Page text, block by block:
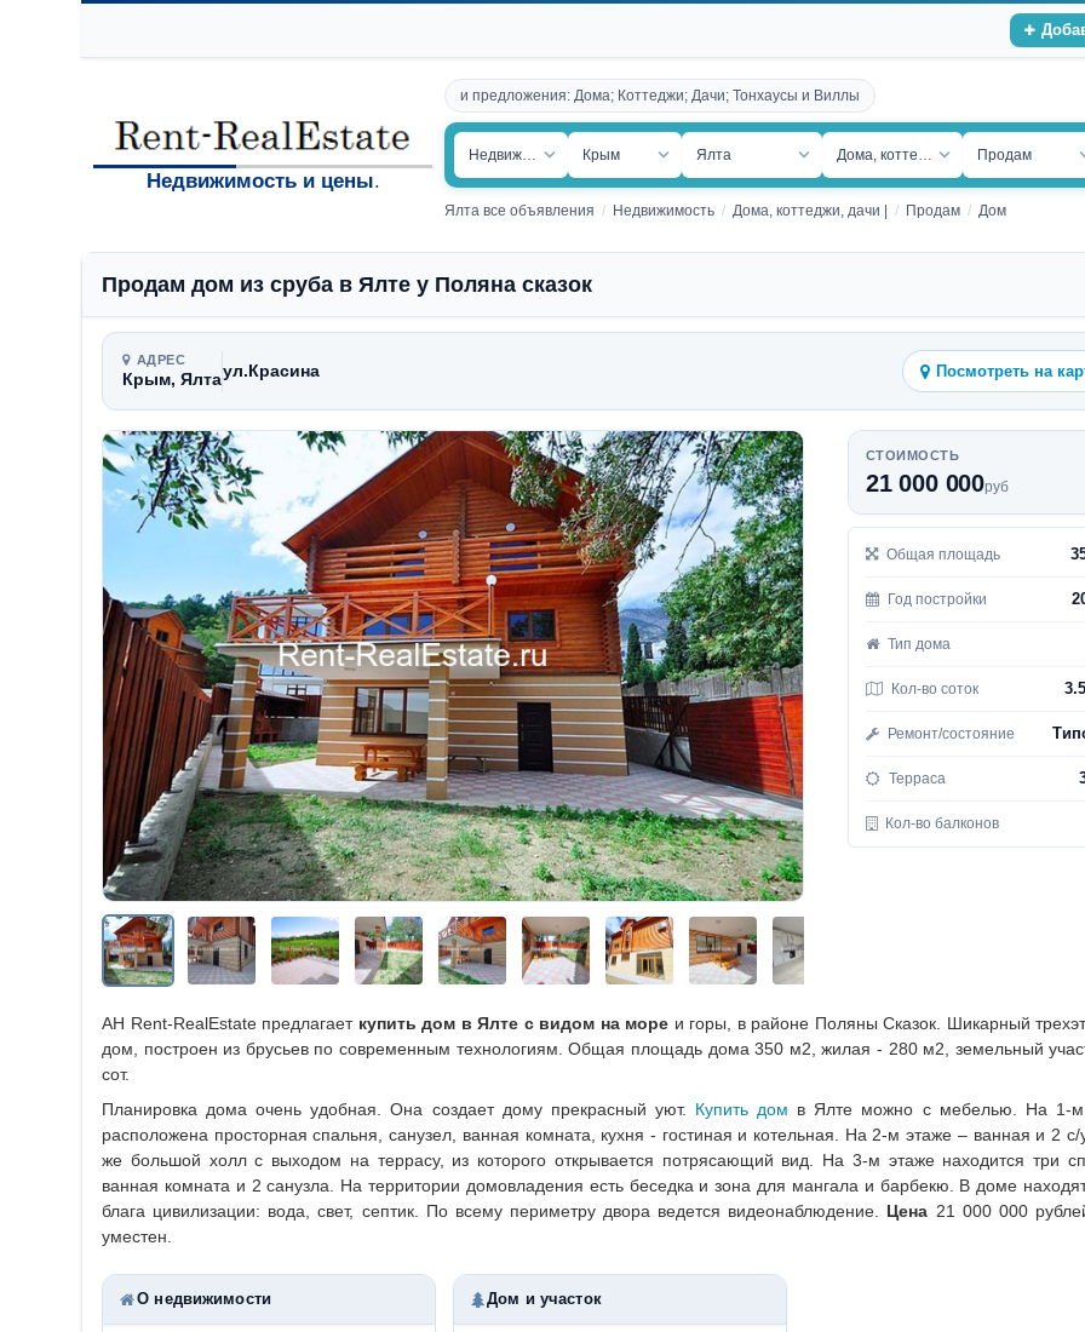
Недвижимость и цены.
и предложения: Дома; Коттеджи; Дачи; Тонхаусы и Виллы
Недвижимость Крым Ялта Дома, коттеджи, дачиПродам
Ялта все объявления Недвижимость Дома, коттеджи, дачи | Продам Дом
Продам дом из сруба в Ялте у Поляна сказок
АДРЕС
Крым, Ялтаул.Красина Посмотреть на
СТОИМОСТЬ
21 000 000руб
Общая площадь
Год постройки
Тип дома
Кол-во соток
Ремонт/состояние
Терраса
Кол-во балконов
АН Rent-RealEstate предлагает купить дом в Ялте с видом на море и горы, в районе Поляны Сказок. Шикарный
дом, построен из брусьев по современным технологиям. Общая площадь дома 350 м2, жилая - 280 м2, земельный
сот.
Планировка дома очень удобная. Она создает дому прекрасный уют. Купить дом в Ялте можно с мебелью. На 1-м
расположена просторная спальня, санузел, ванная комната, кухня - гостиная и котельная. На 2-м этаже – ванная и 2 с/
же большой холл с выходом на террасу, из которого открывается потрясающий вид. На 3-м этаже находится три
ванная комната и 2 санузла. На территории домовладения есть беседка и зона для мангала и барбекю. В доме
блага цивилизации: вода, свет, септик. По всему периметру двора ведется видеонаблюдение. Цена 21 000 000
уместен.
О недвижимости Дом и участок